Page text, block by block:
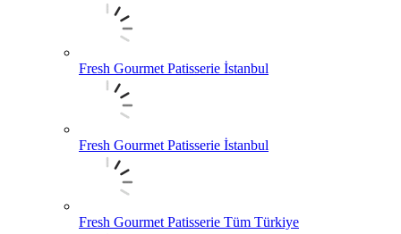
Fresh Gourmet Patisserie İstanbul
Fresh Gourmet Patisserie İstanbul
Fresh Gourmet Patisserie Tüm Türkiye